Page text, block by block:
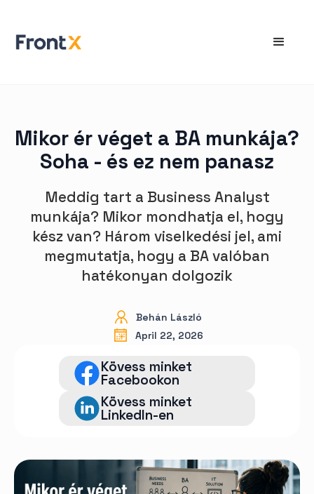
Mikor ér véget a BA munkája?
Soha - és ez nem panasz
Meddig tart a Business Analyst
munkája? Mikor mondhatja el, hogy
kész van? Három viselkedési jel, ami
megmutatja, hogy a BA valóban
hatékonyan dolgozik
Behán László
April 22, 2026
Kövess minket
Facebookon
Kövess minket
LinkedIn-en